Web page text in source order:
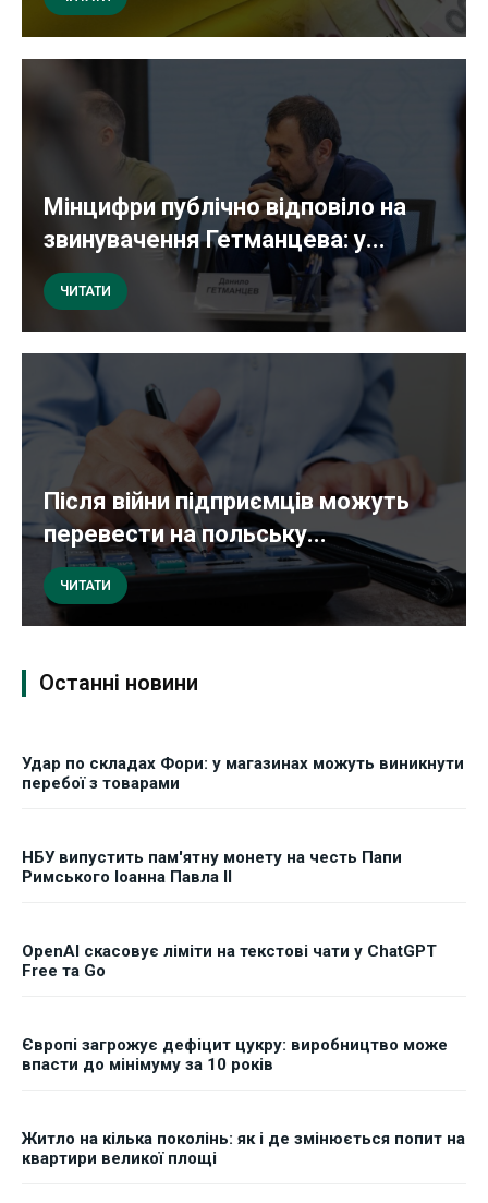
Мінцифри публічно відповіло на
звинувачення Гетманцева: у...
ЧИТАТИ
Після війни підприємців можуть
перевести на польську...
ЧИТАТИ
Останні новини
Удар по складах Фори: у магазинах можуть виникнути
перебої з товарами
НБУ випустить пам'ятну монету на честь Папи
Римського Іоанна Павла II
OpenAI скасовує ліміти на текстові чати у ChatGPT
Free та Go
Європі загрожує дефіцит цукру: виробництво може
впасти до мінімуму за 10 років
Житло на кілька поколінь: як і де змінюється попит на
квартири великої площі